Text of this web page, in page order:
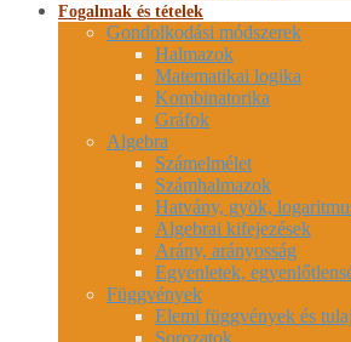
Fogalmak és tételek
Gondolkodási módszerek
Halmazok
Matematikai logika
Kombinatorika
Gráfok
Algebra
Számelmélet
Számhalmazok
Hatvány, gyök,
Algebrai kifejezések
Arány, arányosság
Egyenletek,
Függvények
Elemi függvények és
Sorozatok